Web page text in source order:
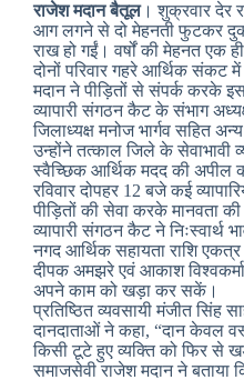
राजेश मदान बैतूल। शुक्रवार देर
आग लगने से दो मेहनती फुटकर
राख हो गईं। वर्षों की मेहनत एक
दोनों परिवार गहरे आर्थिक
मदान ने पीड़ितों से संपर्क करके
व्यापारी संगठन कैट के संभाग
जिलाध्यक्ष मनोज भार्गव सहित
उन्होंने तत्काल जिले के सेवाभावी
स्वैच्छिक आर्थिक मदद की अपील
रविवार दोपहर 12 बजे कई
पीड़ितों की सेवा करके मानवता
व्यापारी संगठन कैट ने निःस्वार्थ
नगद आर्थिक सहायता राशि एकत्र
दीपक अमझरे एवं आकाश
अपने काम को खड़ा कर सकें।
प्रतिष्ठित व्यवसायी मंजीत सिंह
दानदाताओं ने कहा, “दान केवल
किसी टूटे हुए व्यक्ति को फिर से
समाजसेवी राजेश मदान ने बताया